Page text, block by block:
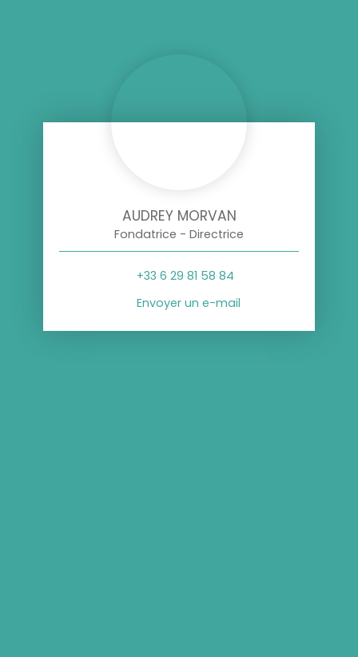
AUDREY MORVAN
Fondatrice - Directrice
+33 6 29 81 58 84
Envoyer un e-mail